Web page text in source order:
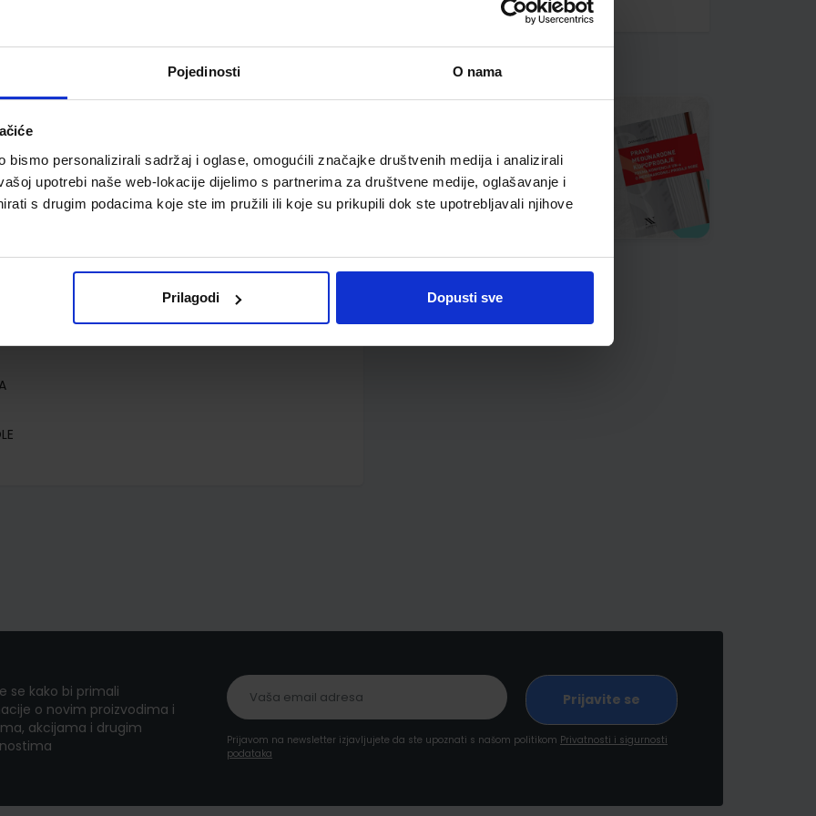
Pojedinosti O nama
bismo personalizirali sadržaj i oglase, omogućili značajke društvenih medija i analizirali
upotrebi naše web-lokacije dijelimo s partnerima za društvene medije, oglašavanje i
s drugim podacima koje ste im pružili ili koje su prikupili dok ste upotrebljavali njihove
Prilagodi Dopusti sve
se kako bi primali
o novim proizvodima i
akcijama i drugim
Prijavom na newsletter izjavljujete da ste upoznati s našom politikom Privatnosti i sigurnosti
podataka